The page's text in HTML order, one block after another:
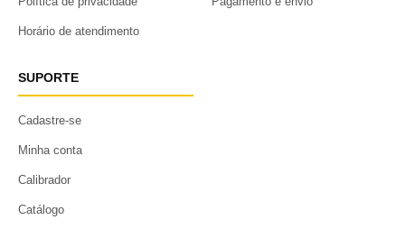
Horário de atendimento
SUPORTE
Cadastre-se
Minha conta
Calibrador
Catálogo